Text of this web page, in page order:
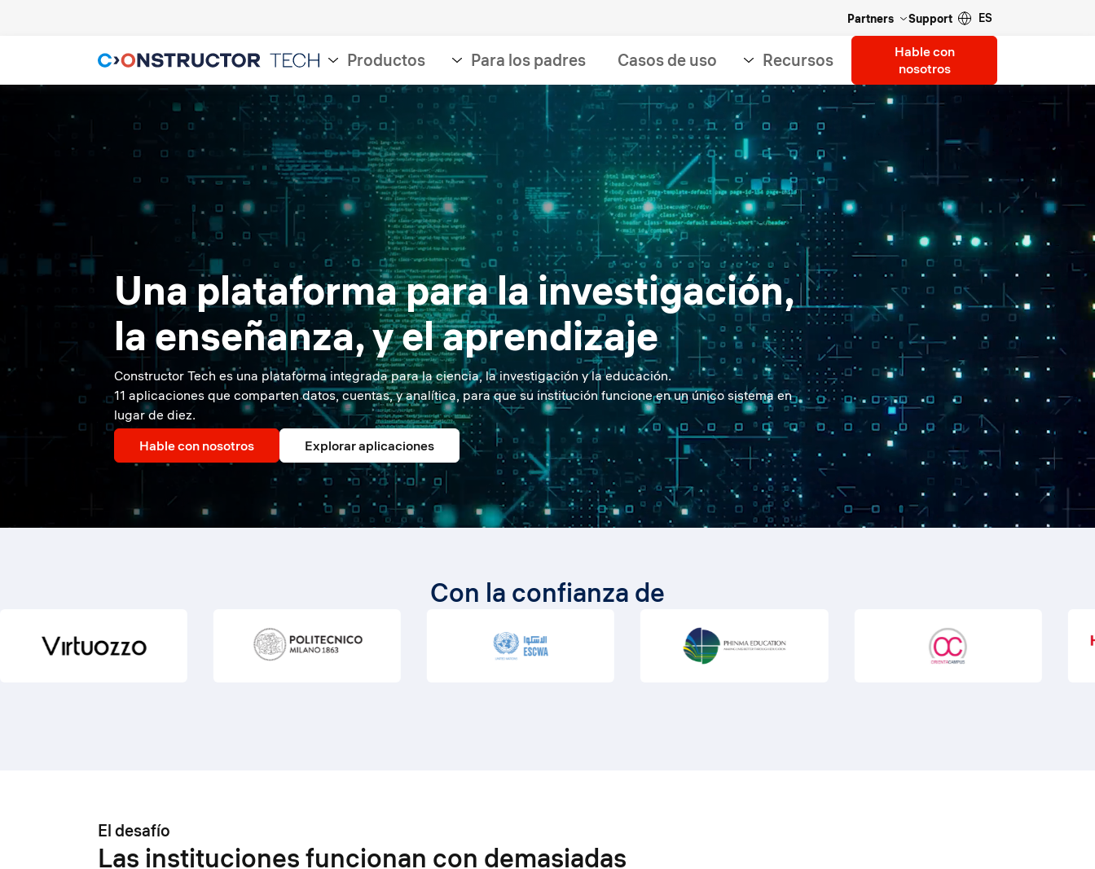
Partners Support ES
Productos Para los padres Casos de uso Recursos
Hable con
nosotros
Una plataforma para la investigación,
la enseñanza, y el aprendizaje
Constructor Tech es una plataforma integrada para la ciencia, la investigación y la educación.
11 aplicaciones que comparten datos, cuentas, y analítica, para que su institución funcione en un único sistema en
lugar de diez.
Hable con nosotros
Explorar aplicaciones
Con la confianza de
El desafío
Las instituciones funcionan con demasiadas